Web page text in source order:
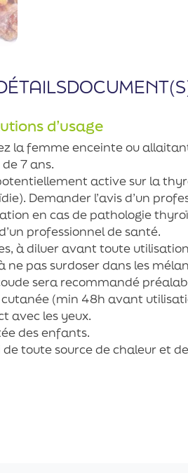
d’usage
la femme enceinte ou
7 ans.
active sur la
Demander l’avis d’un
en cas de pathologie
professionnel de santé.
à diluer avant toute
ne pas surdoser dans les
sera recommandé
(min 48h avant
avec les yeux.
des enfants.
de toute source de chaleur et